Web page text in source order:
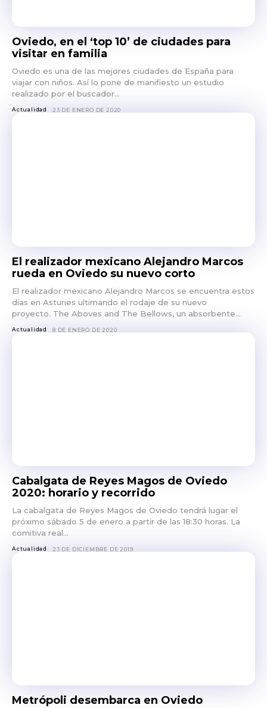
Oviedo, en el ‘top 10’ de ciudades para
visitar en familia
Oviedo es una de las mejores ciudades de España para
viajar con niños. Así lo pone de manifiesto un estudio
realizado por el buscador...
Actualidad 23 DE ENERO DE 2020
El realizador mexicano Alejandro Marcos
rueda en Oviedo su nuevo corto
El realizador mexicano Alejandro Marcos se encuentra estos
días en Asturies ultimando el rodaje de su nuevo
proyecto. The Aboves and The Bellows, un absorbente...
Actualidad 8 DE ENERO DE 2020
Cabalgata de Reyes Magos de Oviedo
2020: horario y recorrido
La cabalgata de Reyes Magos de Oviedo tendrá lugar el
próximo sábado 5 de enero a partir de las 18:30 horas. La
comitiva real...
Actualidad 23 DE DICIEMBRE DE 2019
Metrópoli desembarca en Oviedo